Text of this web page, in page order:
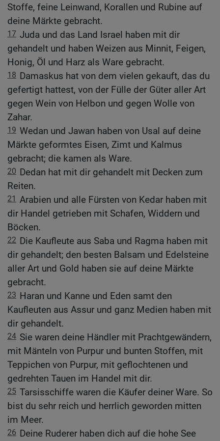
Stoffe, feine Leinwand, Korallen und Rubine auf
deine Märkte gebracht.
17 Juda und das Land Israel haben mit dir
gehandelt und haben Weizen aus Minnit, Feigen,
Honig, Öl und Harz als Ware gebracht.
18 Damaskus hat von dem vielen gekauft, das du
gefertigt hattest, von der Fülle der Güter aller Art
gegen Wein von Helbon und gegen Wolle von
Zahar.
19 Wedan und Jawan haben von Usal auf deine
Märkte geformtes Eisen, Zimt und Kalmus
gebracht; die kamen als Ware.
20 Dedan hat mit dir gehandelt mit Decken zum
Reiten.
21 Arabien und alle Fürsten von Kedar haben mit
dir Handel getrieben mit Schafen, Widdern und
Böcken.
22 Die Kaufleute aus Saba und Ragma haben mit
dir gehandelt; den besten Balsam und Edelsteine
aller Art und Gold haben sie auf deine Märkte
gebracht.
23 Haran und Kanne und Eden samt den
Kaufleuten aus Assur und ganz Medien haben mit
dir gehandelt.
24 Sie waren deine Händler mit Prachtgewändern,
mit Mänteln von Purpur und bunten Stoffen, mit
Teppichen von Purpur, mit geflochtenen und
gedrehten Tauen im Handel mit dir.
25 Tarsisschiffe waren die Käufer deiner Ware. So
bist du sehr reich und herrlich geworden mitten
im Meer.
26 Deine Ruderer haben dich auf die hohe See